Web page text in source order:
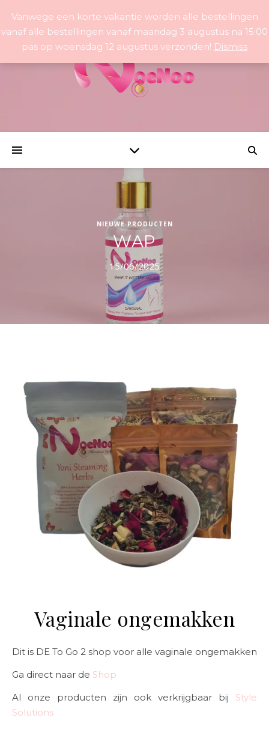
NIEUWE PRODUCTEN
WAP
15/06/2025
Vaginale ongemakken
Dit is DE To Go 2 shop voor alle vaginale ongemakken
Ga direct naar de Shop
Al onze producten zijn ook verkrijgbaar bij Style
Solutions
Vanwege een korte vakantie worden alle bestellingen
vanaf alle bestellingen vanaf maandag 3 augustus na 15:00
pas op woensdag 12 augustus verzonden! Dismiss